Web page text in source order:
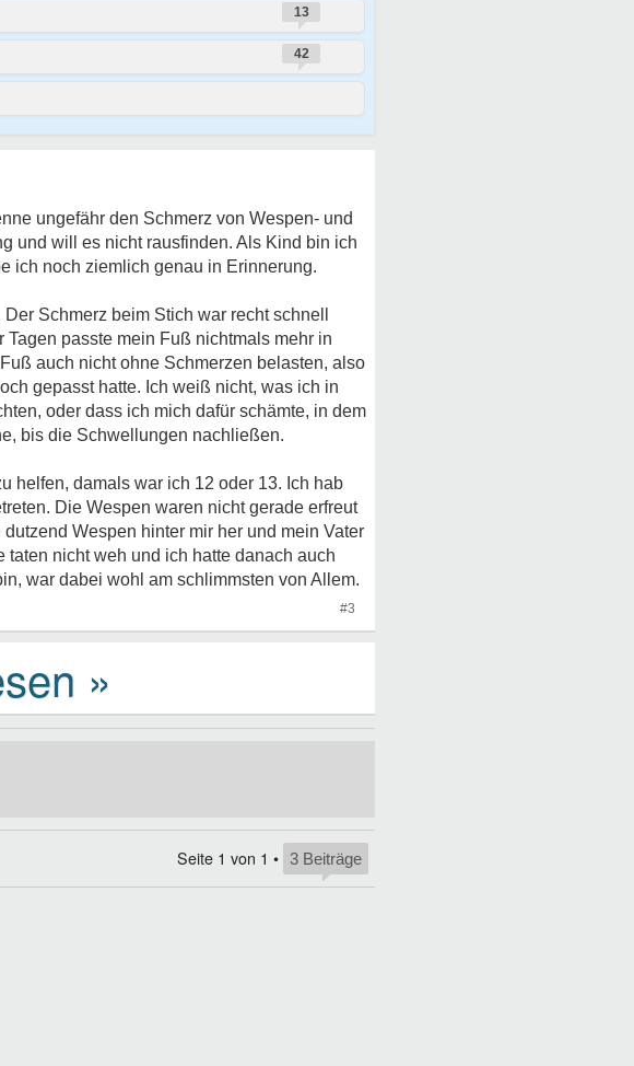
13
42
ungefähr den Schmerz von Wespen- und
und will es nicht rausfinden. Als Kind bin ich
ich noch ziemlich genau in Erinnerung.
Schmerz beim Stich war recht schnell
passte mein Fuß nichtmals mehr in
auch nicht ohne Schmerzen belasten, also
gepasst hatte. Ich weiß nicht, was ich in
oder dass ich mich dafür schämte, in dem
bis die Schwellungen nachließen.
helfen, damals war ich 12 oder 13. Ich hab
Die Wespen waren nicht gerade erfreut
Wespen hinter mir her und mein Vater
nicht weh und ich hatte danach auch
war dabei wohl am schlimmsten von Allem.
#3
Seite 1 von 1 • 3 Beiträge